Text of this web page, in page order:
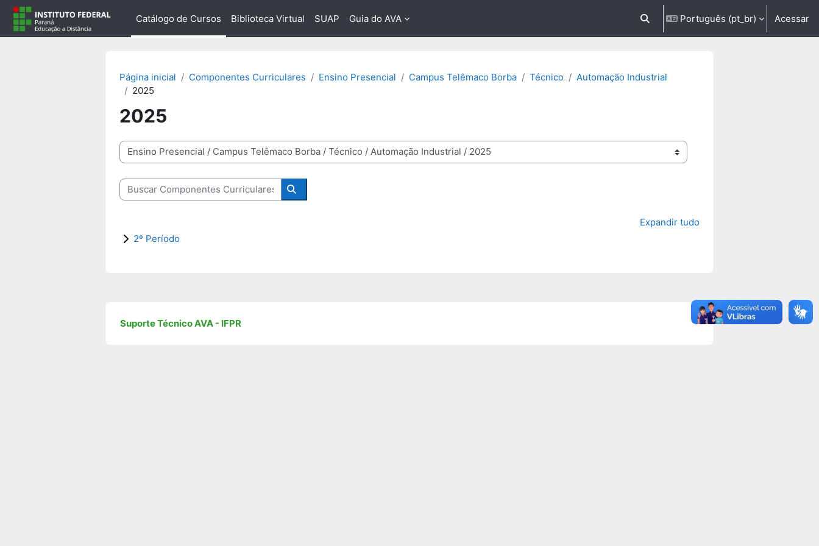
Ir para o conteúdo principal
Catálogo de Cursos
Biblioteca Virtual SUAP Guia do AVA Alternar entrada de pesquisa
Português ‎(pt_br)‎ Acessar
Página inicial Componentes Curriculares Ensino Presencial Campus Telêmaco Borba Técnico
Automação Industrial
2025
2025
Categorias
Buscar Componentes Curriculares
Buscar Componentes Curriculares
Expandir tudo
2º Período
Suporte Técnico AVA - IFPR